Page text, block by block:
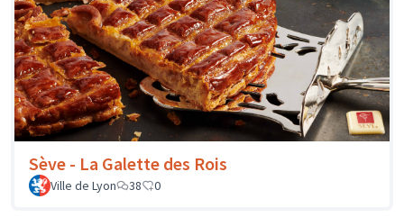
Sève - La Galette des Rois
Ville de Lyon 38 0